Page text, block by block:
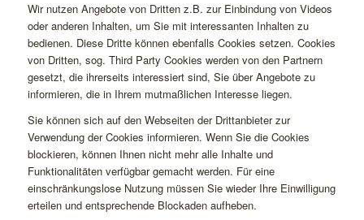
Wir nutzen Angebote von Dritten z.B. zur Einbindung von Videos
oder anderen Inhalten, um Sie mit interessanten Inhalten zu
bedienen. Diese Dritte können ebenfalls Cookies setzen. Cookies
von Dritten, sog. Third Party Cookies werden von den Partnern
gesetzt, die ihrerseits interessiert sind, Sie über Angebote zu
informieren, die in Ihrem mutmaßlichen Interesse liegen.
Sie können sich auf den Webseiten der Drittanbieter zur
Verwendung der Cookies informieren. Wenn Sie die Cookies
blockieren, können Ihnen nicht mehr alle Inhalte und
Funktionalitäten verfügbar gemacht werden. Für eine
einschränkungslose Nutzung müssen Sie wieder Ihre Einwilligung
erteilen und entsprechende Blockaden aufheben.